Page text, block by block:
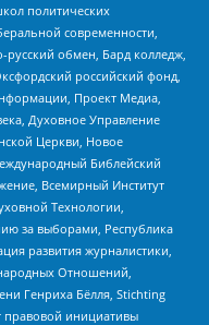
политических
современности,
обмен, Бард колледж,
российский фонд,
Проект Медиа,
Духовное Управление
Церкви, Новое
Библейский
Всемирный Институт
Технологии,
за выборами, Республика
развития журналистики,
Отношений,
Генриха Бёлля, Stichting
правовой инициативы